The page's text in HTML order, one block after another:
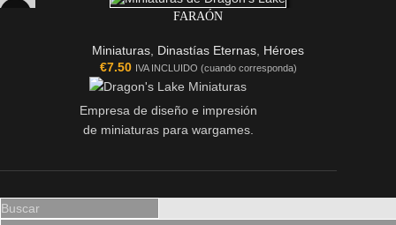
FARAÓN
Miniaturas Dinastías Eternas Héroes
€7.50 IVA INCLUIDO (cuando corresponda)
Empresa de diseño e impresión
de miniaturas para wargames.